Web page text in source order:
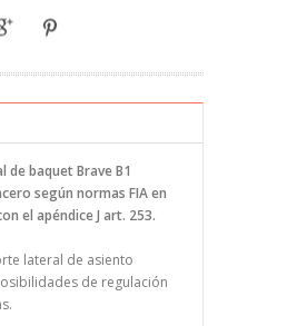
baquet Brave B1
según normas FIA en
el apéndice J art. 253.
lateral de asiento
de regulación